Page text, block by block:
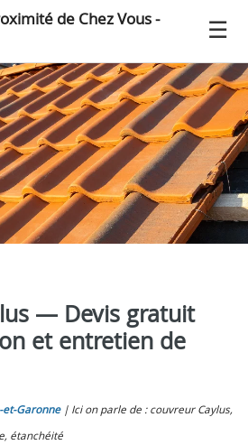
de Chez Vous -
— Devis gratuit
et entretien de
et-Garonne
Ici on parle de : couvreur Caylus,
étanchéité